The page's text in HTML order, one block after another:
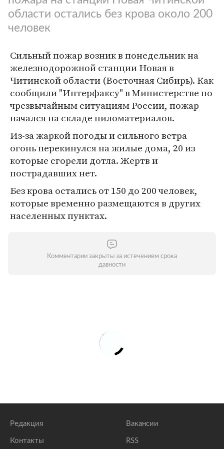
области остались без крова около 200
человек
Сильный пожар возник в понедельник на
железнодорожной станции Новая в
Читинской области (Восточная Сибирь). Как
сообщили "Интерфаксу" в Министерстве по
чрезвычайным ситуациям России, пожар
начался на складе пиломатериалов.
Из-за жаркой погоды и сильного ветра
огонь перекинулся на жилые дома, 20 из
которые сгорели дотла. Жертв и
пострадавших нет.
Без крова остались от 150 до 200 человек,
которые временно размещаются в других
населенных пунктах.
Комментарии закрыты за истечением срока
давности
Редакция
Контакты
Вакансии
RSS